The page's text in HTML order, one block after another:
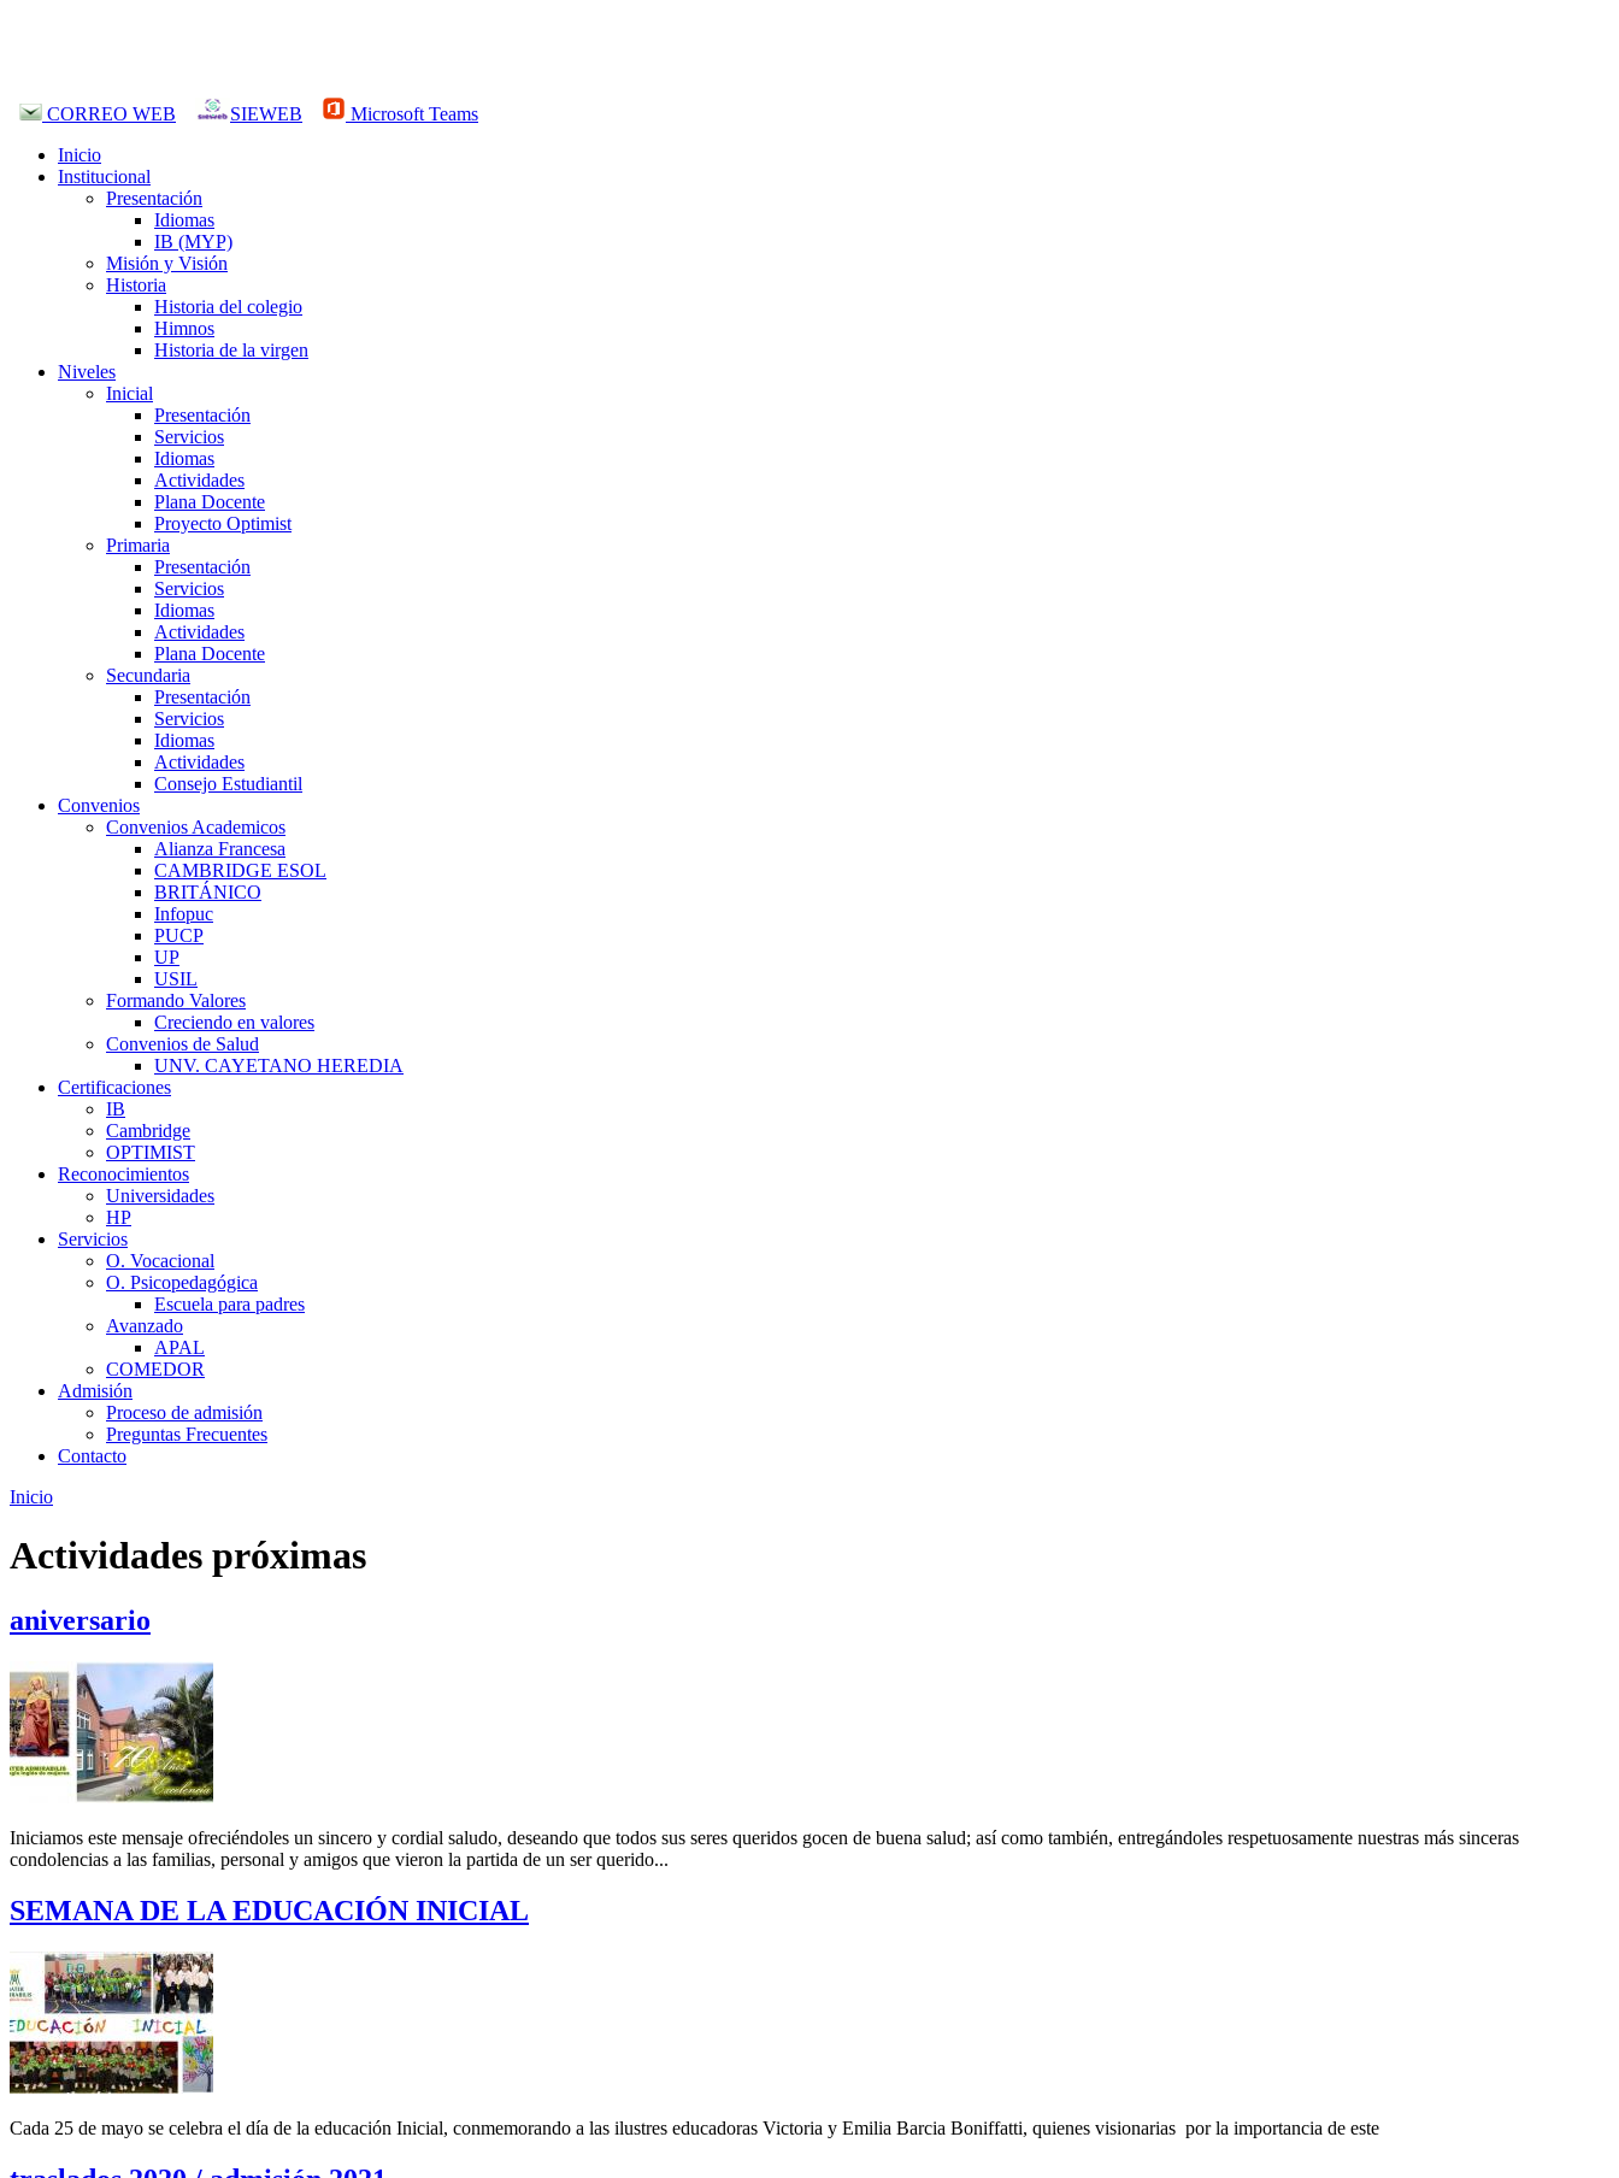
CORREO WEB SIEWEB
Microsoft Teams
Inicio
Institucional
Presentación
Idiomas
IB (MYP)
Misión y Visión
Historia
Historia del colegio
Himnos
Historia de la virgen
Niveles
Inicial
Presentación
Servicios
Idiomas
Actividades
Plana Docente
Proyecto Optimist
Primaria
Presentación
Servicios
Idiomas
Actividades
Plana Docente
Secundaria
Presentación
Servicios
Idiomas
Actividades
Consejo Estudiantil
Convenios
Convenios Academicos
Alianza Francesa
CAMBRIDGE ESOL
BRITÁNICO
Infopuc
PUCP
UP
USIL
Formando Valores
Creciendo en valores
Convenios de Salud
UNV. CAYETANO HEREDIA
Certificaciones
IB
Cambridge
OPTIMIST
Reconocimientos
Universidades
HP
Servicios
O. Vocacional
O. Psicopedagógica
Escuela para padres
Avanzado
APAL
COMEDOR
Admisión
Proceso de admisión
Preguntas Frecuentes
Contacto
Inicio
Actividades próximas
aniversario
Iniciamos este mensaje ofreciéndoles un sincero y cordial saludo, deseando que todos sus seres queridos gocen de buena salud; así como también, entregándoles respetuosamente nuestras más sinceras
condolencias a las familias, personal y amigos que vieron la partida de un ser querido...
SEMANA DE LA EDUCACIÓN INICIAL
Cada 25 de mayo se celebra el día de la educación Inicial, conmemorando a las ilustres educadoras Victoria y Emilia Barcia Boniffatti, quienes visionarias por la importancia de este